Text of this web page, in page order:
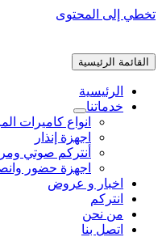
تخطي إلى المحتوى
القائمة الرئيسية
الرئيسية
خدماتنا
انواع كاميرات
اجهزة إنذار
أنتركم صوتي
اجهزة حضور
اخبار و عروض
انتركم
من نحن
اتصل بنا